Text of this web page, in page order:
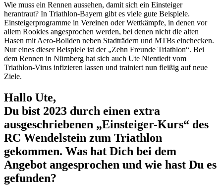
Wie muss ein Rennen aussehen, damit sich ein Einsteiger
herantraut? In Triathlon-Bayern gibt es viele gute Beispiele.
Einsteigerprogramme in Vereinen oder Wettkämpfe, in denen vor
allem Rookies angesprochen werden, bei denen nicht die alten
Hasen mit Aero-Boliden neben Stadträdern und MTBs einchecken.
Nur eines dieser Beispiele ist der „Zehn Freunde Triathlon“. Bei
dem Rennen in Nürnberg hat sich auch Ute Nientiedt vom
Triathlon-Virus infizieren lassen und trainiert nun fleißig auf neue
Ziele.
Hallo Ute,
Du bist 2023 durch einen extra
ausgeschriebenen „Einsteiger-Kurs“ des
RC Wendelstein zum Triathlon
gekommen. Was hat Dich bei dem
Angebot angesprochen und wie hast Du es
gefunden?